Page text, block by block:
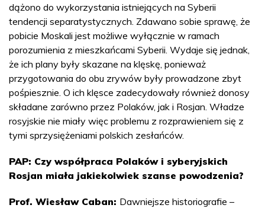
dążono do wykorzystania istniejących na Syberii
tendencji separatystycznych. Zdawano sobie sprawę, że
pobicie Moskali jest możliwe wyłącznie w ramach
porozumienia z mieszkańcami Syberii. Wydaje się jednak,
że ich plany były skazane na klęskę, ponieważ
przygotowania do obu zrywów były prowadzone zbyt
pośpiesznie. O ich klęsce zadecydowały również donosy
składane zarówno przez Polaków, jak i Rosjan. Władze
rosyjskie nie miały więc problemu z rozprawieniem się z
tymi sprzysiężeniami polskich zesłańców.
PAP: Czy współpraca Polaków i syberyjskich
Rosjan miała jakiekolwiek szanse powodzenia?
Prof. Wiesław Caban: Dawniejsze historiografie –